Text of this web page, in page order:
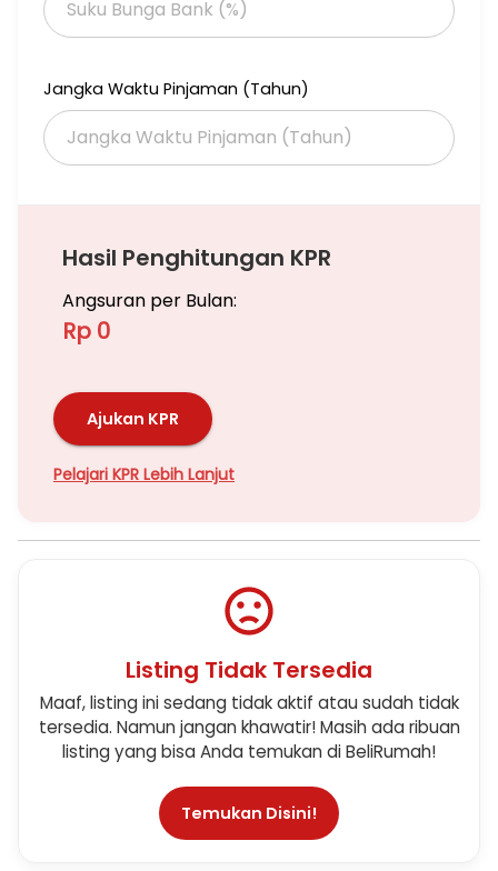
Jangka Waktu Pinjaman (Tahun)
Hasil Penghitungan KPR
Angsuran per Bulan:
Rp 0
Ajukan KPR
Pelajari KPR Lebih Lanjut
Listing Tidak Tersedia
Maaf, listing ini sedang tidak aktif atau sudah tidak
tersedia. Namun jangan khawatir! Masih ada ribuan
listing yang bisa Anda temukan di BeliRumah!
Temukan Disini!